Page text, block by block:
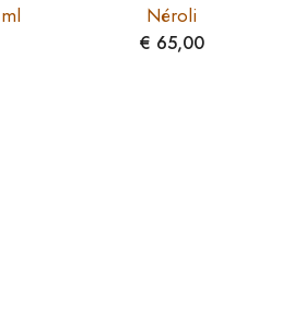
Néroli
€ 65,00